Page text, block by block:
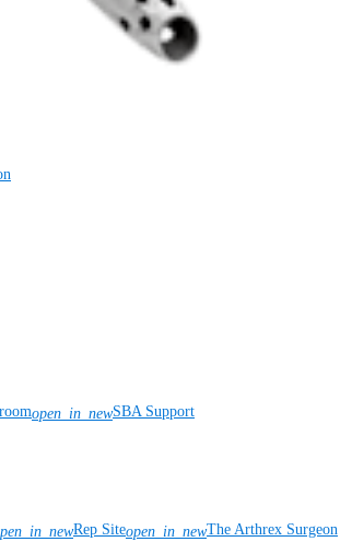
open_in_newSBA Support
Rep Siteopen_in_newThe Arthrex Surgeon